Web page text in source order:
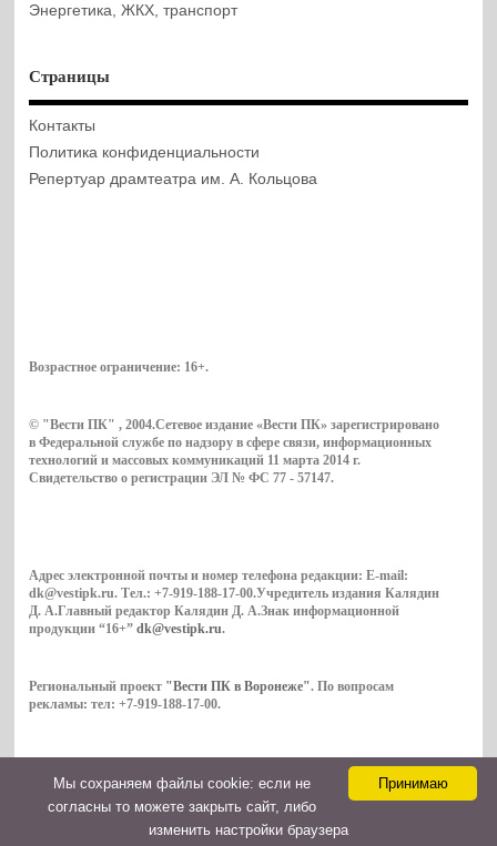
Энергетика, ЖКХ, транспорт
Страницы
Контакты
Политика конфиденциальности
Репертуар драмтеатра им. А. Кольцова
Возрастное ограничение: 16+.
© "Вести ПК" , 2004.Сетевое издание «Вести ПК» зарегистрировано
в Федеральной службе по надзору в сфере связи, информационных
технологий и массовых коммуникаций 11 марта 2014 г.
Свидетельство о регистрации ЭЛ № ФС 77 - 57147.
Адрес электронной почты и номер телефона редакции: E-mail:
dk@vestipk.ru. Тел.: +7-919-188-17-00.Учредитель издания Калядин
Д. А.Главный редактор Калядин Д. А.Знак информационной
продукции “16+”dk@vestipk.ru.
Региональный проект "Вести ПК в Воронеже". По вопросам
рекламы: тел: +7-919-188-17-00.
Copyright © 2026. ВестиПК в Воронеже
Контакты
Принимаю
Мы cохраняем файлы cookie: если не
согласны то можете закрыть сайт, либо
изменить настройки браузера